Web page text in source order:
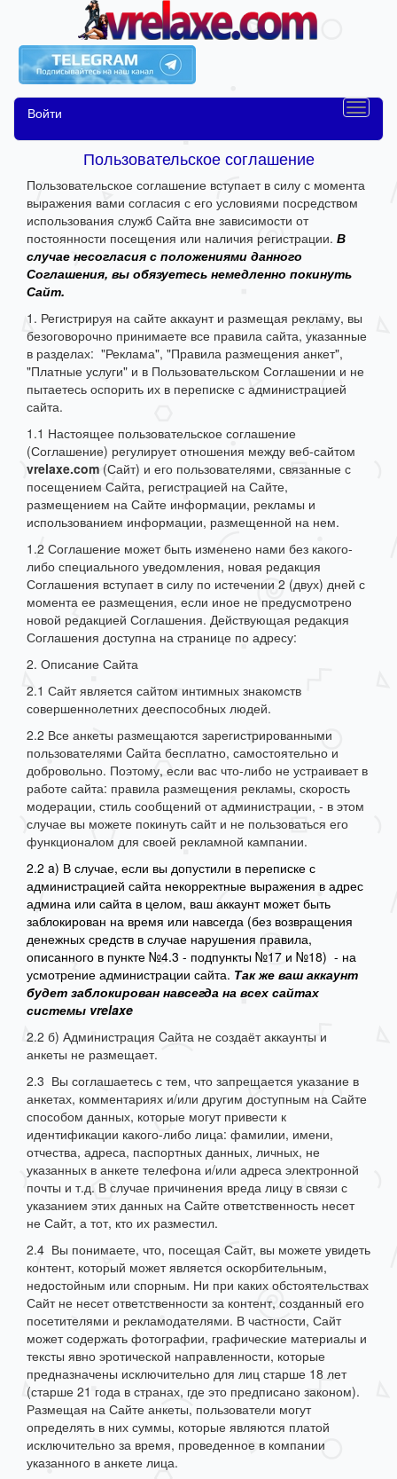
Войти
Пользовательское соглашение
Пользовательское соглашение вступает в силу с момента
выражения вами согласия с его условиями посредством
использования служб Сайта вне зависимости от
постоянности посещения или наличия регистрации. В
случае несогласия с положениями данного
Соглашения, вы обязуетесь немедленно покинуть
Сайт.
1. Регистрируя на сайте аккаунт и размещая рекламу, вы
безоговорочно принимаете все правила сайта, указанные
в разделах: "Реклама", "Правила размещения анкет",
"Платные услуги" и в Пользовательском Соглашении и не
пытаетесь оспорить их в переписке с администрацией
сайта.
1.1 Настоящее пользовательское соглашение
(Соглашение) регулирует отношения между веб-сайтом
vrelaxe.com (Сайт) и его пользователями, связанные с
посещением Сайта, регистрацией на Сайте,
размещением на Сайте информации, рекламы и
использованием информации, размещенной на нем.
1.2 Соглашение может быть изменено нами без какого-
либо специального уведомления, новая редакция
Соглашения вступает в силу по истечении 2 (двух) дней с
момента ее размещения, если иное не предусмотрено
новой редакцией Соглашения. Действующая редакция
Соглашения доступна на странице по адресу:
2. Описание Сайта
2.1 Сайт является сайтом интимных знакомств
совершеннолетних дееспособных людей.
2.2 Все анкеты размещаются зарегистрированными
пользователями Cайта бесплатно, самостоятельно и
добровольно. Поэтому, если вас что-либо не устраивает в
работе сайта: правила размещения рекламы, скорость
модерации, стиль сообщений от администрации, - в этом
случае вы можете покинуть сайт и не пользоваться его
функционалом для своей рекламной кампании.
2.2 a) В случае, если вы допустили в переписке с
администрацией сайта некорректные выражения в адрес
админа или сайта в целом, ваш аккаунт может быть
заблокирован на время или навсегда (без возвращения
денежных средств в случае нарушения правила,
описанного в пункте №4.3 - подпункты №17 и №18) - на
усмотрение администрации сайта. Так же ваш аккаунт
будет заблокирован навсегда на всех сайтах
системы vrelaxe
2.2 б) Администрация Cайта не создаёт аккаунты и
анкеты не размещает.
2.3 Вы соглашаетесь с тем, что запрещается указание в
анкетах, комментариях и/или другим доступным на Сайте
способом данных, которые могут привести к
идентификации какого-либо лица: фамилии, имени,
отчества, адреса, паспортных данных, личных, не
указанных в анкете телефона и/или адреса электронной
почты и т.д. В случае причинения вреда лицу в связи с
указанием этих данных на Сайте ответственность несет
не Сайт, а тот, кто их разместил.
2.4 Вы понимаете, что, посещая Сайт, вы можете увидеть
контент, который может является оскорбительным,
недостойным или спорным. Ни при каких обстоятельствах
Сайт не несет ответственности за контент, созданный его
посетителями и рекламодателями. В частности, Сайт
может содержать фотографии, графические материалы и
тексты явно эротической направленности, которые
предназначены исключительно для лиц старше 18 лет
(старше 21 года в странах, где это предписано законом).
Размещая на Сайте анкеты, пользователи могут
определять в них суммы, которые являются платой
исключительно за время, проведенное в компании
указанного в анкете лица.